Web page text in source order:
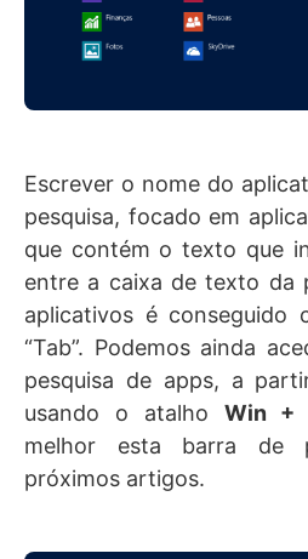
Escrever o nome do
pesquisa, focado em
que contém o texto que
entre a caixa de texto da
aplicativos é conseguido
“Tab”. Podemos ainda
pesquisa de apps, a
usando o atalho Win +
melhor esta barra de
próximos artigos.